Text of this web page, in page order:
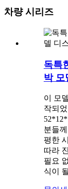
차량 시리즈
독특
박
이 모
작되
분들
평한
따라
필요
식이